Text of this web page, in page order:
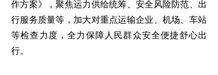
作方案》，聚焦运力供给统筹、安全风险防范、出
行服务质量等，加大对重点运输企业、机场、车站
等检查力度，全力保障人民群众安全便捷舒心出
行。